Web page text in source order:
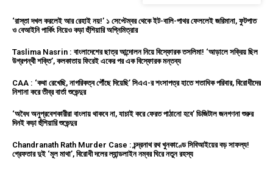
‘রাস্তা দখল করলেই আর রেহাই নয়!’ ১ সেপ্টেম্বর থেকে ইট-বালি-পাথর ফেললেই জরিমানা, ফুটপাত
ও বেআইনি পার্কিং নিয়েও কড়া হুঁশিয়ারি অগ্নিমিত্রার
Taslima Nasrin : বাংলাদেশের ছাত্র আন্দোলন নিয়ে বিস্ফোরক তসলিমা! ‘আড়ালে সক্রিয় ছিল
উগ্রপন্থী শক্তি’, কলকাতায় ফিরেই একের পর এক বিস্ফোরক মন্তব্য
CAA : ‘কথা রেখেছি, নাগরিকত্ব পৌঁছে দিয়েছি’ সিএএ-র শংসাপত্র হাতে শতাধিক পরিবার, বিরোধীদের
নিশানা করে তীব্র বার্তা শুভেন্দুর
‘অবৈধ অনুপ্রবেশকারীরা বাংলায় থাকবে না, যাচাই করে ফেরত পাঠানো হবে’ ডিজিটাল জনগণনা শুরুর
দিনই কড়া হুঁশিয়ারি শুভেন্দুর
Chandranath Rath Murder Case : চন্দ্রনাথ রথ খুনকাণ্ডে সিবিআইয়ের বড় সাফল্য!
গ্রেফতার দুই ‘মূল মাথা’, বিরোধী দলের ল্যান্ডলাইন নম্বর ঘিরে নতুন রহস্য